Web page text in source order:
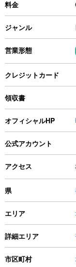
料金
ジャンル
営業形態
クレジットカード
領収書
オフィシャルHP
公式アカウント
アクセス
県
エリア
詳細エリア
市区町村